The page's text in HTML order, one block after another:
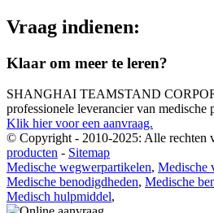
Vraag indienen:
Klaar om meer te leren?
SHANGHAI TEAMSTAND
professionele leverancier van medische
Klik hier voor een aanvraag.
© Copyright - 2010-2025: Alle rechten
producten - Sitemap
Medische wegwerpartikelen, Medische
Medische benodigdheden, Medische
Medisch hulpmiddel,